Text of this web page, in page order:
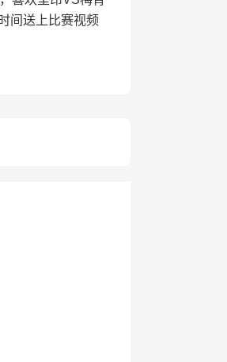
间送上比赛视频